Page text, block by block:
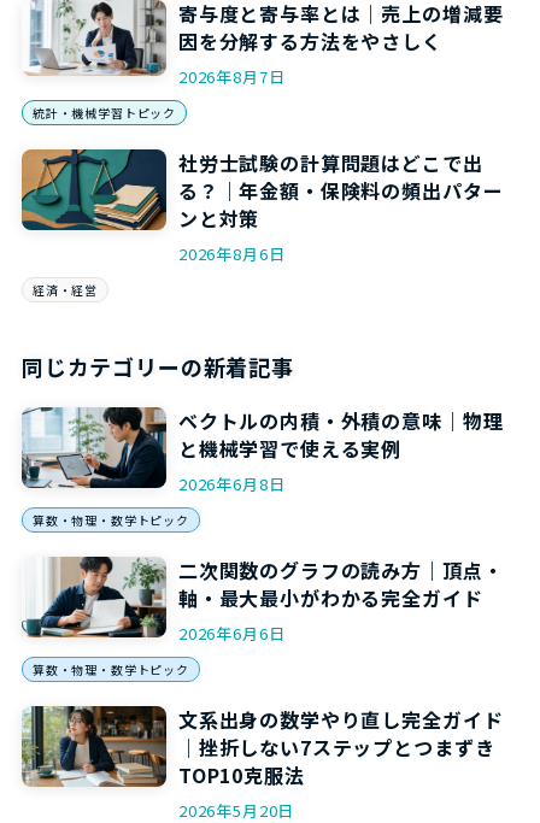
寄与度と寄与率とは｜売上の増減要
因を分解する方法をやさしく
2026年8月7日
統計・機械学習トピック
社労士試験の計算問題はどこで出
る？｜年金額・保険料の頻出パター
ンと対策
2026年8月6日
経済・経営
同じカテゴリーの新着記事
ベクトルの内積・外積の意味｜物理
と機械学習で使える実例
2026年6月8日
算数・物理・数学トピック
二次関数のグラフの読み方｜頂点・
軸・最大最小がわかる完全ガイド
2026年6月6日
算数・物理・数学トピック
文系出身の数学やり直し完全ガイド
｜挫折しない7ステップとつまずき
TOP10克服法
2026年5月20日